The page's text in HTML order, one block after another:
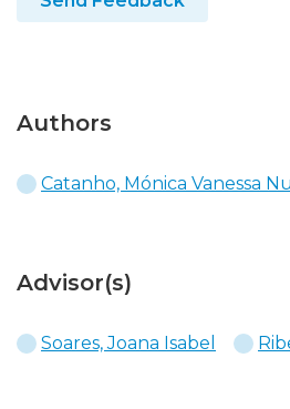
Authors
Catanho, Mónica Vanessa
Advisor(s)
Soares, Joana Isabel